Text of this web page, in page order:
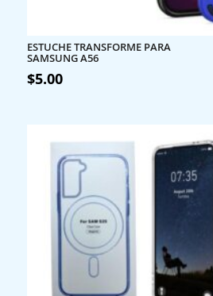
ESTUCHE TRANSFORME PARA
SAMSUNG A56
$5.00